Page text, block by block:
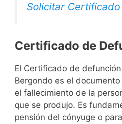
Solicitar
Certificado de
El Certificado de
Bergondo es el
el fallecimiento de la
que se produjo. Es
pensión del cónyuge o